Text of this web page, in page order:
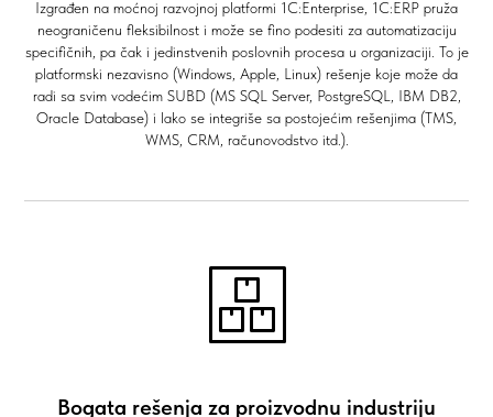
Izgrađen na moćnoj razvojnoj platformi 1C:Enterprise, 1C:ERP pruža
neograničenu fleksibilnost i može se fino podesiti za automatizaciju
specifičnih, pa čak i jedinstvenih poslovnih procesa u organizaciji. To je
platformski nezavisno (Windows, Apple, Linux) rešenje koje može da
radi sa svim vodećim SUBD (MS SQL Server, PostgreSQL, IBM DB2,
Oracle Database) i lako se integriše sa postojećim rešenjima (TMS,
WMS, CRM, računovodstvo itd.).
Bogata rešenja za proizvodnu industriju